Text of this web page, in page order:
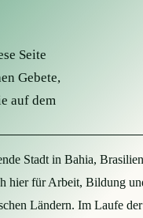
Seite
Gebete,
auf dem
Stadt in Bahia,
hier für Arbeit, Bildung
Ländern. Im Laufe